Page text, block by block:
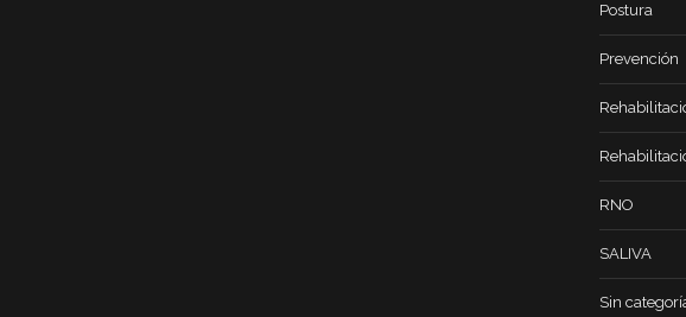
Postura
Prevención
RNO
SALIVA
Sin